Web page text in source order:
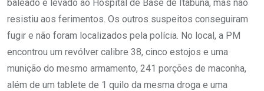
baleado e levado ao Hospital de Base de Itabuna, mas não
resistiu aos ferimentos. Os outros suspeitos conseguiram
fugir e não foram localizados pela polícia. No local, a PM
encontrou um revólver calibre 38, cinco estojos e uma
munição do mesmo armamento, 241 porções de maconha,
além de um tablete de 1 quilo da mesma droga e uma